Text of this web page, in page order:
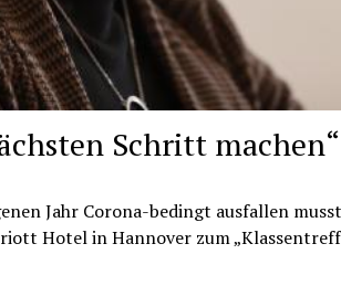
Schritt machen“
Jahr Corona-bedingt ausfallen
Hotel in Hannover zum